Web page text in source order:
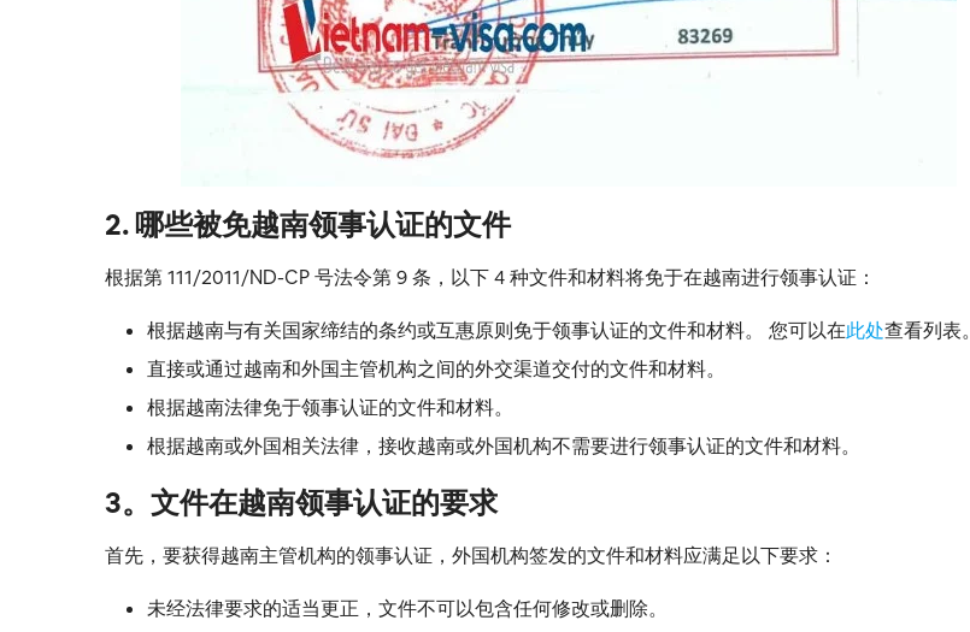
2. 哪些被免越南领事认证的文件
根据第 111/2011/ND-CP 号法令第 9 条，以下 4 种文件和材料将免于在越南进行领事认证：
根据越南与有关国家缔结的条约或互惠原则免于领事认证的文件和材料。 您可以在此处查看列表。
直接或通过越南和外国主管机构之间的外交渠道交付的文件和材料。
根据越南法律免于领事认证的文件和材料。
根据越南或外国相关法律，接收越南或外国机构不需要进行领事认证的文件和材料。
3。 文件在越南领事认证的要求
首先，要获得越南主管机构的领事认证，外国机构签发的文件和材料应满足以下要求：
未经法律要求的适当更正，文件不可以包含任何修改或删除。